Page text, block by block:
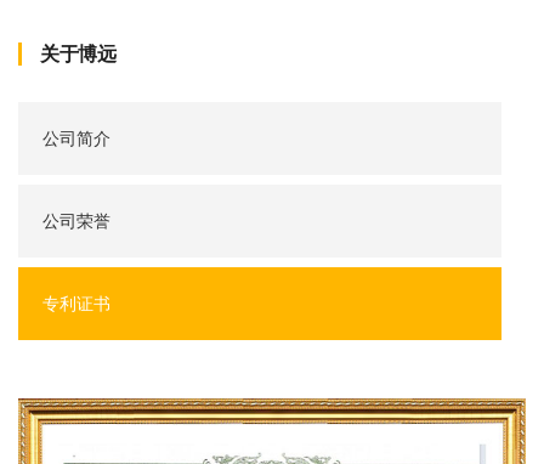
关于博远
公司简介
公司荣誉
专利证书